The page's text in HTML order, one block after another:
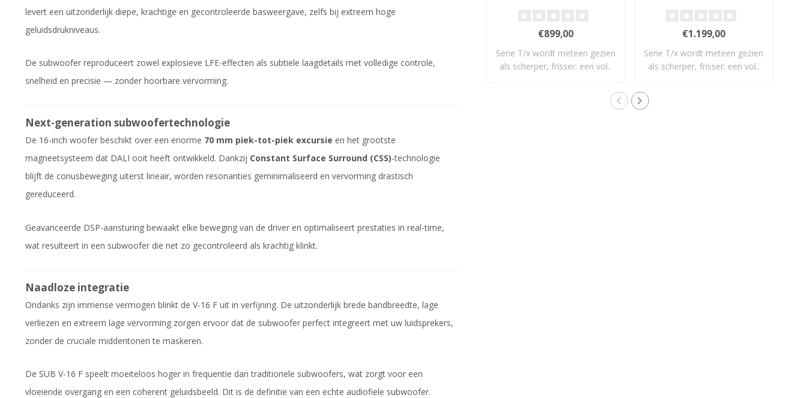
levert een uitzonderlijk diepe, krachtige en gecontroleerde basweergave, zelfs bij extreem hoge
geluidsdrukniveaus.
De subwoofer reproduceert zowel explosieve LFE-effecten als subtiele laagdetails met volledige controle,
snelheid en precisie — zonder hoorbare vervorming.
Next-generation subwoofertechnologie
De 16-inch woofer beschikt over een enorme 70 mm piek-tot-piek excursie en het grootste
magneetsysteem dat DALI ooit heeft ontwikkeld. Dankzij Constant Surface Surround (CSS)-technologie
blijft de conusbeweging uiterst lineair, worden resonanties geminimaliseerd en vervorming drastisch
gereduceerd.
Geavanceerde DSP-aansturing bewaakt elke beweging van de driver en optimaliseert prestaties in real-time,
wat resulteert in een subwoofer die net zo gecontroleerd als krachtig klinkt.
Naadloze integratie
Ondanks zijn immense vermogen blinkt de V-16 F uit in verfijning. De uitzonderlijk brede bandbreedte, lage
verliezen en extreem lage vervorming zorgen ervoor dat de subwoofer perfect integreert met uw luidsprekers,
zonder de cruciale middentonen te maskeren.
De SUB V-16 F speelt moeiteloos hoger in frequentie dan traditionele subwoofers, wat zorgt voor een
vloeiende overgang en een coherent geluidsbeeld. Dit is de definitie van een echte audiofiele subwoofer.
€899,00
Serie T/x wordt meteen gezien
als scherper, frisser: een vol..
€1.199,00
Serie T/x wordt meteen gezien
als scherper, frisser: een vol..